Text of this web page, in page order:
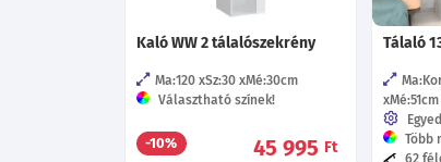
Kaló WW 2 tálalószekrény
Ma:120 Sz:30 Mé:30cm
Választható színek!
-10% 45 995 Ft
Tálaló
Mé:51cm
Több
62